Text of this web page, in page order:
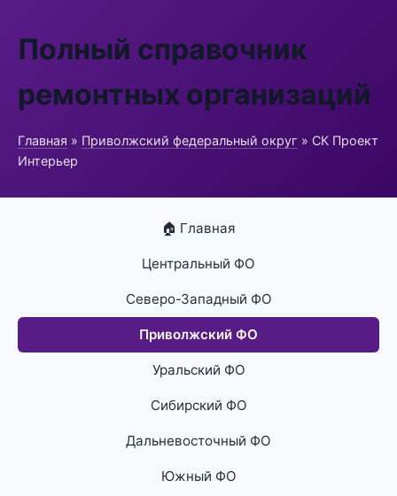
Полный справочник
ремонтных организаций
Главная » Приволжский федеральный округ » СК Проект
Интерьер
🏠 Главная
Центральный ФО
Северо-Западный ФО
Приволжский ФО
Уральский ФО
Сибирский ФО
Дальневосточный ФО
Южный ФО